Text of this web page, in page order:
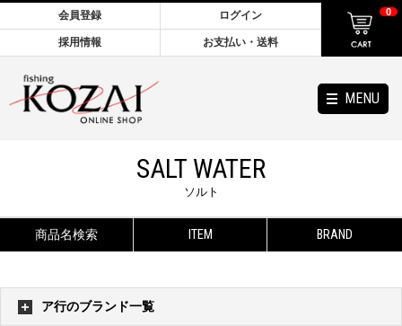
MENU
会員登録 ログイン
採用情報 お支払い・送料
0
SALT WATER
ソルト
商品名検索 ITEM BRAND
ア行のブランド一覧